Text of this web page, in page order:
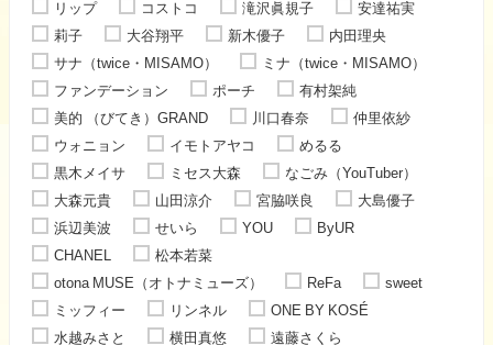
リップ
コストコ 滝沢眞規子
安達祐実
莉子
大谷翔平 新木優子
内田理央
サナ（twice・MISAMO）
ミナ（twice・MISAMO）
ファンデーション
ポーチ
有村架純
美的 （びてき）GRAND
川口春奈
仲里依紗
ウォニョン
イモトアヤコ
めるる
黒木メイサ
ミセス大森
なごみ（YouTuber）
大森元貴
山田涼介 宮脇咲良
大島優子
浜辺美波
せいら YOU
ByUR
CHANEL
松本若菜
otona MUSE（オトナミューズ）
ReFa
sweet
ミッフィー
リンネル
ONE BY KOSÉ
水越みさと
横田真悠
遠藤さくら